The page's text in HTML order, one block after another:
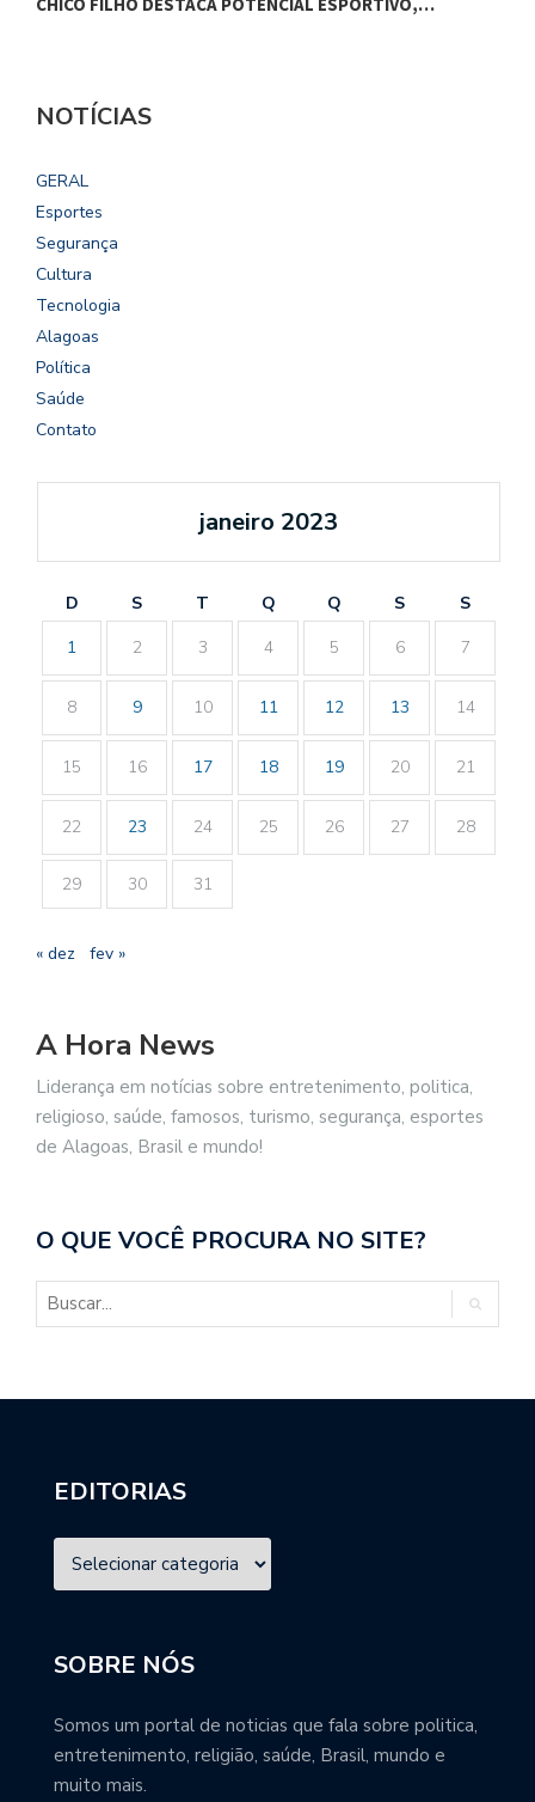
NOTÍCIAS
GERAL
Esportes
Segurança
Cultura
Tecnologia
Alagoas
Política
Saúde
Contato
janeiro 2023
D S T Q Q S
S
1
2 3 4 5 6 7
8 9 10 11 12 13 14
15 16 17 18 19 20 21
22 23 24 25 26 27 28
29 30 31
« dez fev »
A Hora News
Liderança em notícias sobre entretenimento, politica,
religioso, saúde, famosos, turismo, segurança, esportes
de Alagoas, Brasil e mundo!
O QUE VOCÊ PROCURA NO SITE?
EDITORIAS
SOBRE NÓS
Somos um portal de noticias que fala sobre politica,
entretenimento, religião, saúde, Brasil, mundo e
muito mais.